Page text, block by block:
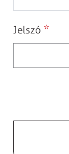
Jelszó *